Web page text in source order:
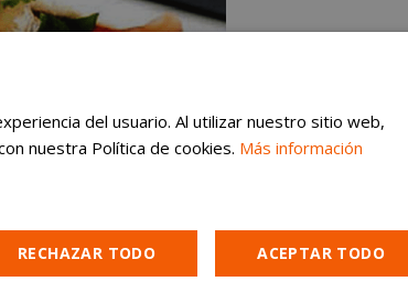
del usuario. Al utilizar nuestro sitio web,
nuestra Política de cookies. Más información
ACEPTAR TODO
RECHAZAR TODO